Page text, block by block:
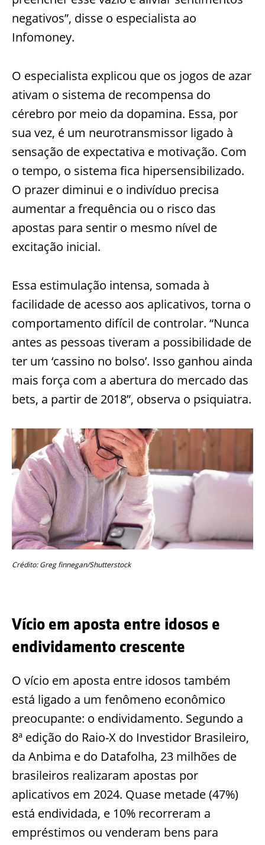
negativos”, disse o especialista ao
Infomoney.
O especialista explicou que os jogos de azar
ativam o sistema de recompensa do
cérebro por meio da dopamina. Essa, por
sua vez, é um neurotransmissor ligado à
sensação de expectativa e motivação. Com
o tempo, o sistema fica hipersensibilizado.
O prazer diminui e o indivíduo precisa
aumentar a frequência ou o risco das
apostas para sentir o mesmo nível de
excitação inicial.
Essa estimulação intensa, somada à
facilidade de acesso aos aplicativos, torna o
comportamento difícil de controlar. “Nunca
antes as pessoas tiveram a possibilidade de
ter um ‘cassino no bolso’. Isso ganhou ainda
mais força com a abertura do mercado das
bets, a partir de 2018”, observa o psiquiatra.
Crédito: Greg finnegan/Shutterstock
Vício em aposta entre idosos e
endividamento crescente
O vício em aposta entre idosos também
está ligado a um fenômeno econômico
preocupante: o endividamento. Segundo a
8ª edição do Raio-X do Investidor Brasileiro,
da Anbima e do Datafolha, 23 milhões de
brasileiros realizaram apostas por
aplicativos em 2024. Quase metade (47%)
está endividada, e 10% recorreram a
empréstimos ou venderam bens para